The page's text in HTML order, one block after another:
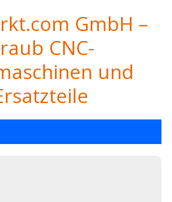
GmbH –
CNC-
und